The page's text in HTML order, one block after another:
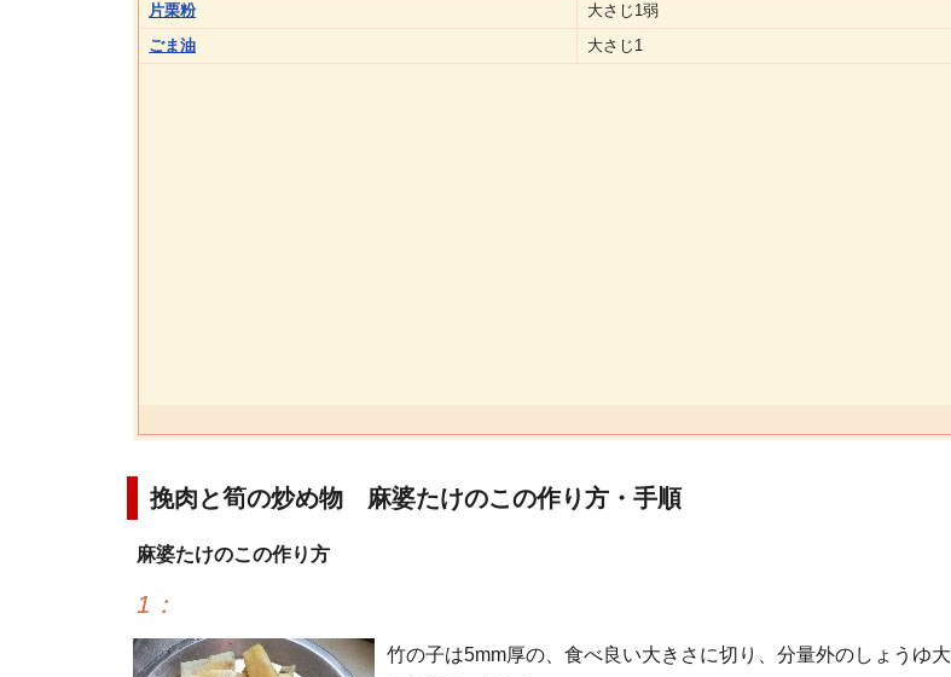
片栗粉
大さじ1弱
ごま油
大さじ1
挽肉と筍の炒め物 麻婆たけのこの作り方・手順
麻婆たけのこの作り方
1 ：
竹の子は5mm厚の、食べ良い大きさに切り、分量外のしょうゆ大